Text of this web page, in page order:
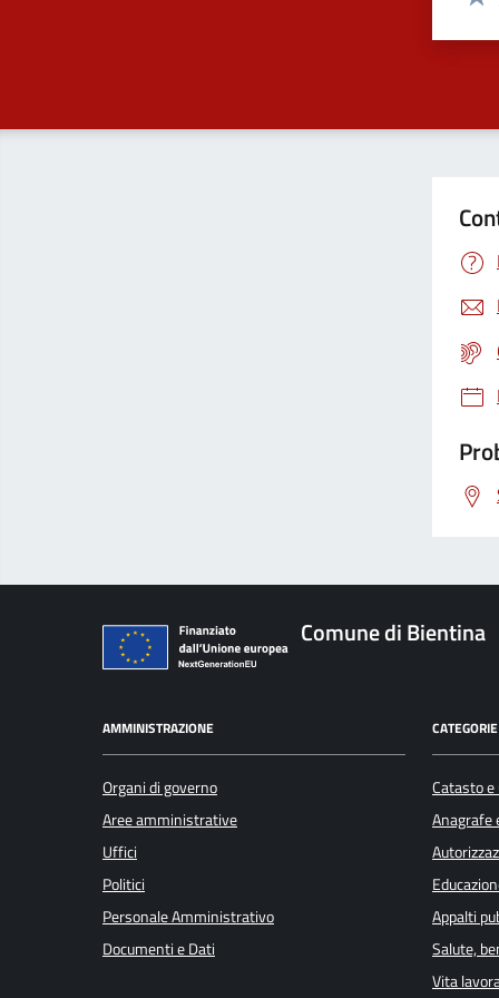
Comune di Bientina
AMMINISTRAZIONE
Organi di governo
Aree amministrative
Uffici
Politici
Personale Amministrativo
Documenti e Dati
Catasto
Anagrafe
Appalti
Salute,
Vita